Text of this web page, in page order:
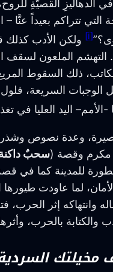
الدهاليزِ القصيَّةِ
التي تتراكم بعيداً
[i]
ولكن الأدب كذلك
الملعون لسقف
ذلك السقوط
الوجبات السريعة،
اليد العليا في
وعدة نصوص
مكرم وقصة (سحبٌ
للمدينة كما في
لما عاودت
وانتهاكه إثر الحرب،
والكتابة بالحرب،
مخيلتك